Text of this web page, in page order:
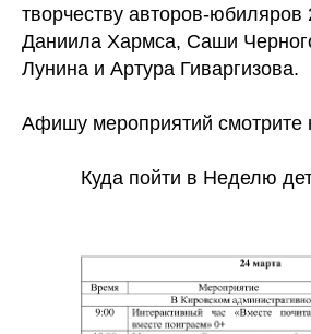
творчеству авторов-юбиляров
Даниила Хармса, Саши
Лунина и Артура Гиваргизова.
Афишу мероприятий смотрите
Куда пойти в Неделю